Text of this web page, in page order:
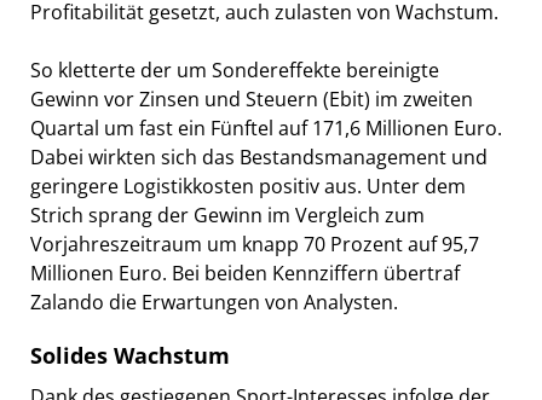
Profitabilität gesetzt, auch zulasten von Wachstum.
So kletterte der um Sondereffekte bereinigte
Gewinn vor Zinsen und Steuern (Ebit) im zweiten
Quartal um fast ein Fünftel auf 171,6 Millionen Euro.
Dabei wirkten sich das Bestandsmanagement und
geringere Logistikkosten positiv aus. Unter dem
Strich sprang der Gewinn im Vergleich zum
Vorjahreszeitraum um knapp 70 Prozent auf 95,7
Millionen Euro. Bei beiden Kennziffern übertraf
Zalando die Erwartungen von Analysten.
Solides Wachstum